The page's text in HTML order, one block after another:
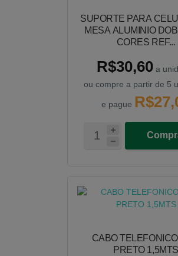
SUPORTE PARA
MESA ALUMINIO
CORES REF...
R$30,60 a
ou compre a partir de 5
e pague
CABO
PRETO 1,5MTS